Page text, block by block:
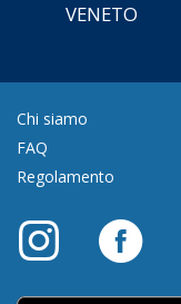
VENETO
Chi siamo
FAQ
Regolamento